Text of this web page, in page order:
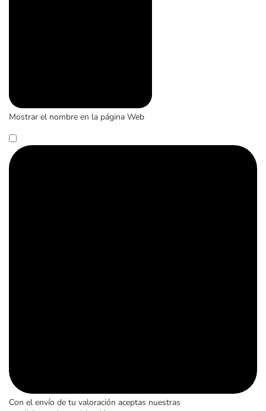
Mostrar el nombre en la página Web
Con el envío de tu valoración aceptas nuestras